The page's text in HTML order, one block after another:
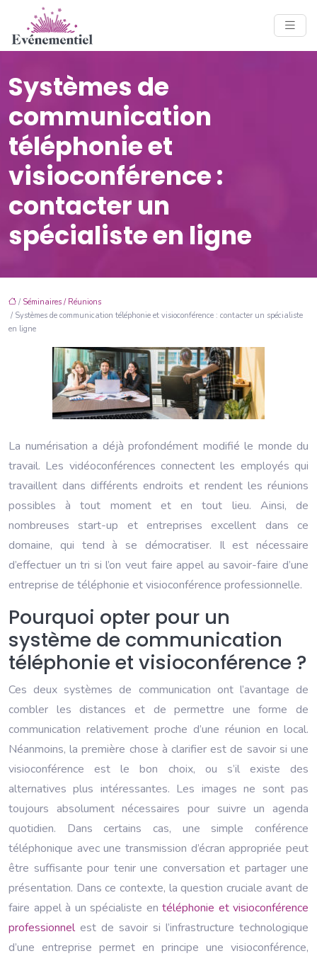
Systèmes de
communication
téléphonie et
visioconférence :
contacter un
spécialiste en ligne
/ Séminaires / Réunions
/ Systèmes de communication téléphonie et visioconférence : contacter un spécialiste
en ligne
La numérisation a déjà profondément modifié le monde du
travail. Les vidéoconférences connectent les employés qui
travaillent dans différents endroits et rendent les réunions
possibles à tout moment et en tout lieu. Ainsi, de
nombreuses start-up et entreprises excellent dans ce
domaine, qui tend à se démocratiser. Il est nécessaire
d’effectuer un tri si l’on veut faire appel au savoir-faire d’une
entreprise de téléphonie et visioconférence professionnelle.
Pourquoi opter pour un
système de communication
téléphonie et visioconférence ?
Ces deux systèmes de communication ont l’avantage de
combler les distances et de permettre une forme de
communication relativement proche d’une réunion en local.
Néanmoins, la première chose à clarifier est de savoir si une
visioconférence est le bon choix, ou s’il existe des
alternatives plus intéressantes. Les images ne sont pas
toujours absolument nécessaires pour suivre un agenda
quotidien. Dans certains cas, une simple conférence
téléphonique avec une transmission d’écran appropriée peut
être suffisante pour tenir une conversation et partager une
présentation. Dans ce contexte, la question cruciale avant de
faire appel à un spécialiste en téléphonie et visioconférence
professionnelest de savoir si l’infrastructure technologique
d’une entreprise permet en principe une visioconférence,